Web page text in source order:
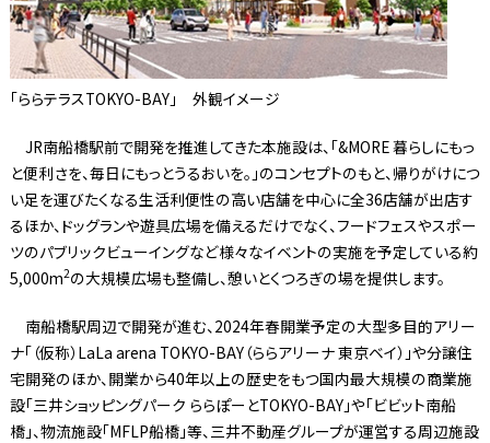
「ららテラスTOKYO-BAY」 外観イメージ
JR南船橋駅前で開発を推進してきた本施設は、「&MORE 暮らしにもっ
と便利さを、毎日にもっとうるおいを。」のコンセプトのもと、帰りがけにつ
い足を運びたくなる生活利便性の高い店舗を中心に全36店舗が出店す
るほか、ドッグランや遊具広場を備えるだけでなく、フードフェスやスポー
ツのパブリックビューイングなど様々なイベントの実施を予定している約
5,000m2の大規模広場も整備し、憩いとくつろぎの場を提供します。
南船橋駅周辺で開発が進む、2024年春開業予定の大型多目的アリー
ナ「（仮称）LaLa arena TOKYO-BAY（ららアリーナ 東京ベイ）」や分譲住
宅開発のほか、開業から40年以上の歴史をもつ国内最大規模の商業施
設「三井ショッピングパーク ららぽーとTOKYO-BAY」や「ビビット南船
橋」、物流施設「MFLP船橋」等、三井不動産グループが運営する周辺施設